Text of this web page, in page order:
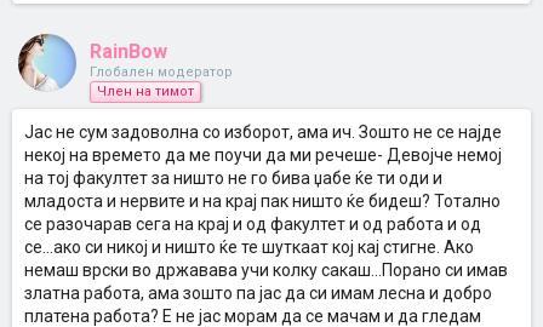
RainBow
Глобален модератор
Член на тимот
Јас не сум задоволна со изборот, ама ич. Зошто не се најде
некој на времето да ме поучи да ми речеше- Девојче немој
на тој факултет за ништо не го бива џабе ќе ти оди и
младоста и нервите и на крај пак ништо ќе бидеш? Тотално
се разочарав сега на крај и од факултет и од работа и од
се...ако си никој и ништо ќе те шуткаат кој кај стигне. Ако
немаш врски во државава учи колку сакаш...Порано си имав
златна работа, ама зошто па јас да си имам лесна и добро
платена работа? Е не јас морам да се мачам и да гледам